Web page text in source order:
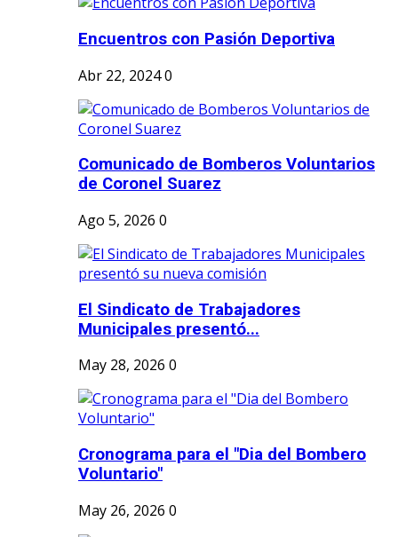
Encuentros con Pasión Deportiva
Abr 22, 20240
Comunicado de Bomberos Voluntarios
de Coronel Suarez
Ago 5, 2026 0
El Sindicato de Trabajadores
Municipales presentó...
May 28, 2026 0
Cronograma para el "Dia del Bombero
Voluntario"
May 26, 2026 0